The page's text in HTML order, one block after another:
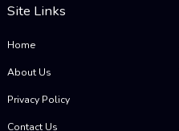
Site Links
Home
About Us
Privacy Policy
Contact Us